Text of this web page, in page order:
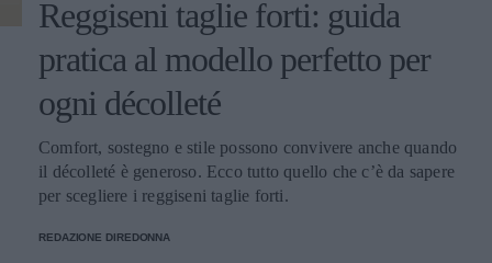
Reggiseni taglie forti: guida
pratica al modello perfetto per
ogni décolleté
Comfort, sostegno e stile possono convivere anche quando
il décolleté è generoso. Ecco tutto quello che c’è da sapere
per scegliere i reggiseni taglie forti.
REDAZIONE DIREDONNA